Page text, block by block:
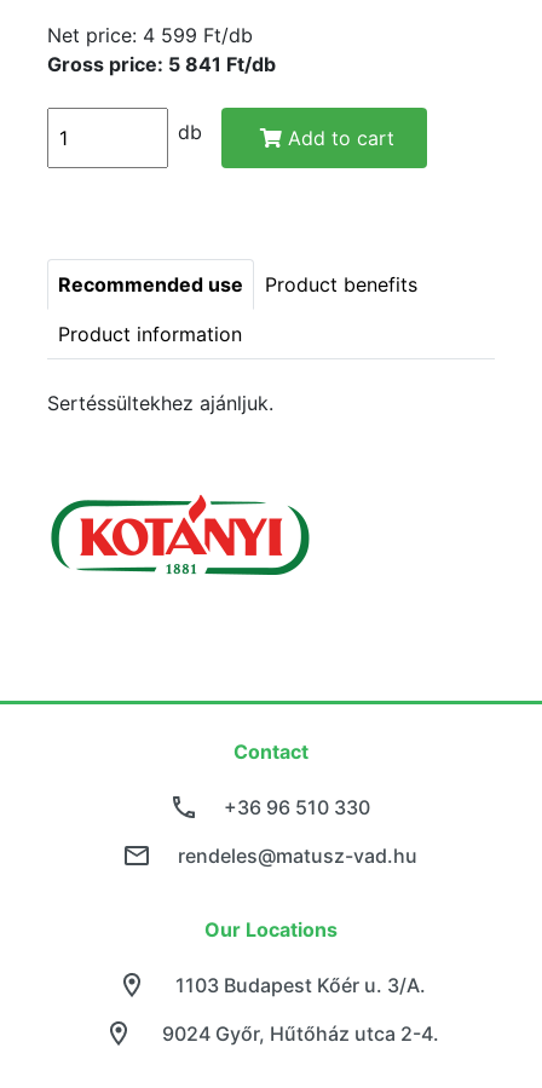
Net price: 4 599 Ft/db
Gross price: 5 841 Ft/db
db Add to cart
Recommended use Product benefits
Product information
Sertéssültekhez ajánljuk.
Contact
+36 96 510 330
rendeles@matusz-vad.hu
Our Locations
9024 Győr, Hűtőház utca 2-4.
1103 Budapest Kőér u. 3/A.